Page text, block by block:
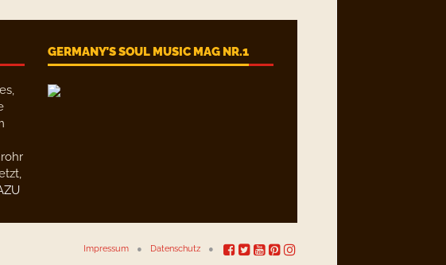
GERMANY’S SOUL MUSIC MAG NR.1
Impressum Datenschutz